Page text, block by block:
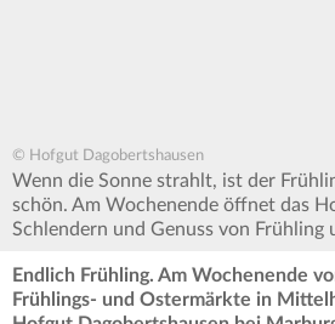
© Hofgut Dagobertshausen
Wenn die Sonne strahlt, ist der
schön. Am Wochenende öffnet das
Schlendern und Genuss von Frühling
Endlich Frühling. Am Wochenende
Frühlings- und Ostermärkte in